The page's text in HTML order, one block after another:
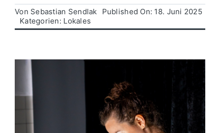
Von Sebastian Sendlak
Published On: 18. Juni 2025
Kategorien: Lokales